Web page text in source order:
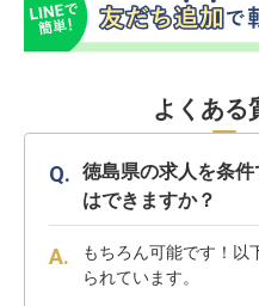
よくある
徳島県の求人を条
はできますか？
もちろん可能です！以
られています。